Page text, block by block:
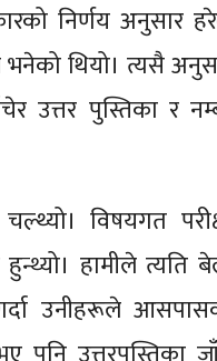
निर्णय अनुसार
भनेको थियो। त्यसै
उत्तर पुस्तिका र
विषयगत
हामीले त्यति
गर्दा उनीहरूले